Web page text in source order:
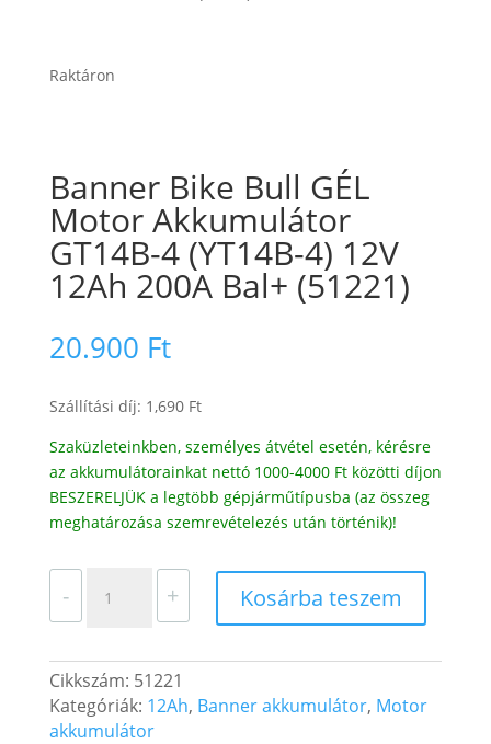
Raktáron
Banner Bike Bull GÉL
Motor Akkumulátor
GT14B-4 (YT14B-4) 12V
12Ah 200A Bal+ (51221)
20.900 Ft
Szállítási díj: 1,690 Ft
Szaküzleteinkben, személyes átvétel esetén, kérésre
az akkumulátorainkat nettó 1000-4000 Ft közötti díjon
BESZERELJÜK a legtöbb gépjárműtípusba (az összeg
meghatározása szemrevételezés után történik)!
-
Bike
Motor
Akkumulátor
GT14B-
+ Kosárba teszem
Cikkszám: 51221
Kategóriák: 12Ah, Banner akkumulátor, Motor
akkumulátor